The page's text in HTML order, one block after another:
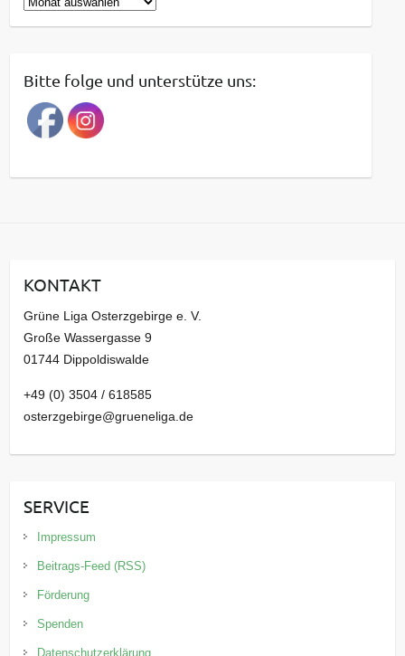
e
r
a
g
a
v
Bitte folge und unterstütze uns:
KONTAKT
Grüne Liga Osterzgebirge e. V.
Große Wassergasse 9
01744 Dippoldiswalde
+49 (0) 3504 / 618585
osterzgebirge@grueneliga.de
SERVICE
Impressum
Beitrags-Feed (RSS)
Förderung
Spenden
Datenschutzerklärung